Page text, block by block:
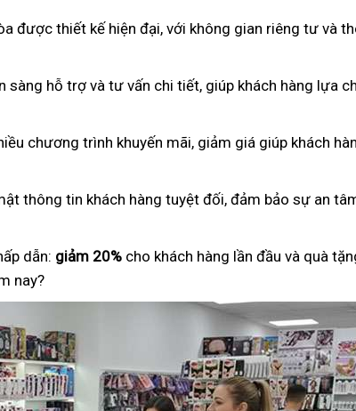
được thiết kế hiện đại, với không gian riêng tư và
sàng hỗ trợ và tư vấn chi tiết, giúp khách hàng lựa
chương trình khuyến mãi, giảm giá giúp khách
thông tin khách hàng tuyệt đối, đảm bảo sự an
dẫn: giảm 20% cho khách hàng lần đầu và quà
nay?